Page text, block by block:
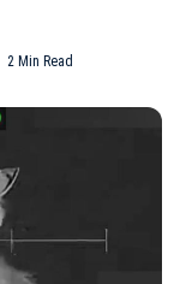
2 Min Read